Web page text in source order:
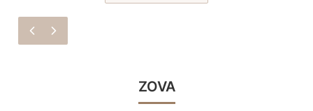
ZOVA